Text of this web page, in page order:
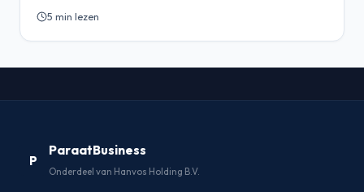
5 min lezen
P
ParaatBusiness
Onderdeel van Hanvos Holding B.V.